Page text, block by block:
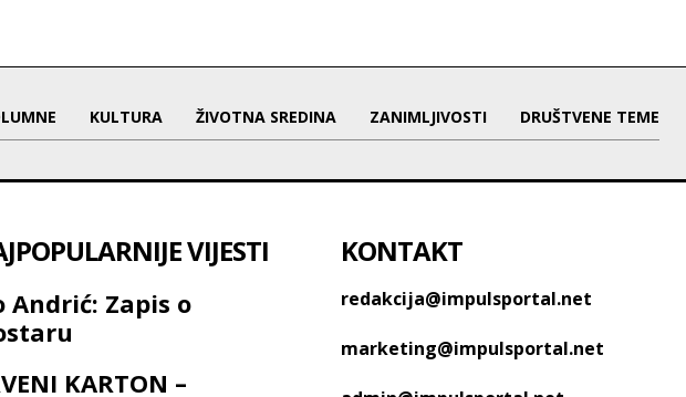
KULTURA ŽIVOTNA SREDINA ZANIMLJIVOSTI DRUŠTVENE TEME
VIJESTI
Andrić: Zapis o
KARTON –
KONTAKT
redakcija@impulsportal.net
marketing@impulsportal.net